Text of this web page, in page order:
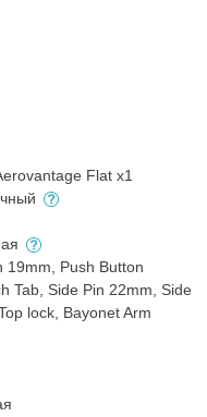
Flat x1
19mm, Push Button
Tab, Side Pin 22mm, Side
lock, Bayonet Arm